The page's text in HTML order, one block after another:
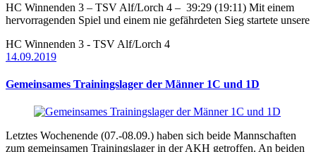
HC Winnenden 3 – TSV Alf/Lorch 4 – 39:29 (19:11) Mit einem
hervorragenden Spiel und einem nie gefährdeten Sieg startete unsere
HC Winnenden 3 - TSV Alf/Lorch 4
14.09.2019
Gemeinsames Trainingslager der Männer 1C und 1D
Letztes Wochenende (07.-08.09.) haben sich beide Mannschaften
zum gemeinsamen Trainingslager in der AKH getroffen. An beiden